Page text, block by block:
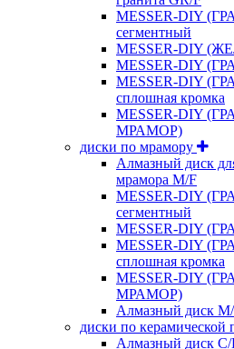
MESSER-DIY
сегментный
MESSER-DIY
MESSER-DIY
MESSER-DIY
сплошная кромка
MESSER-DIY
МРАМОР)
диски по мрамору
Алмазный диск
мрамора M/F
MESSER-DIY
сегментный
MESSER-DIY
MESSER-DIY
сплошная кромка
MESSER-DIY
МРАМОР)
Алмазный диск
диски по керамической
Алмазный диск